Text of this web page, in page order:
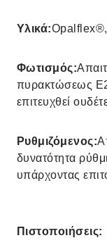
Υλικά:Opalflex®,
Φωτισμός:
πυρακτώσεως
επιτευχθεί
Ρυθμιζόμενος:
δυνατότητα
υπάρχοντας
Πιστοποιήσεις: